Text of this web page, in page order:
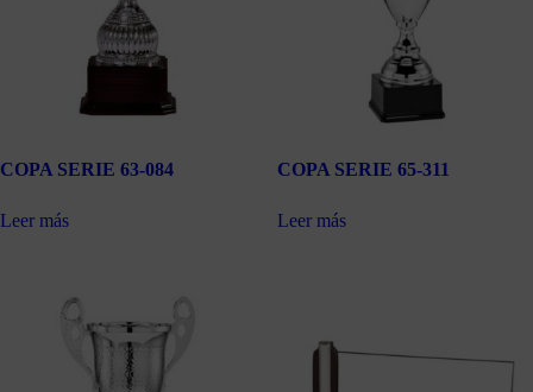
COPA SERIE 63-084
Leer más
COPA SERIE 65-311
Leer más